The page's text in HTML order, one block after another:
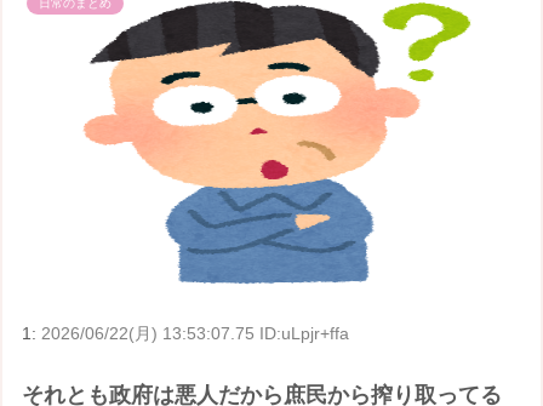
日常のまとめ
1: 2026/06/22(月) 13:53:07.75 ID:uLpjr+ffa
それとも政府は悪人だから庶民から搾り取ってる